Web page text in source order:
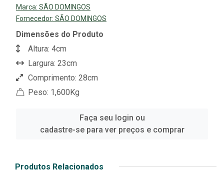
Marca: SÃO DOMINGOS
Fornecedor: SÃO DOMINGOS
Dimensões do Produto
Altura: 4cm
Largura: 23cm
Comprimento: 28cm
Peso: 1,600Kg
Faça seu login ou
cadastre-se para ver preços e comprar
Produtos Relacionados